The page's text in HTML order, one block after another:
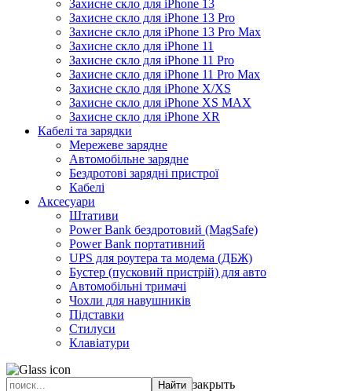
Захисне скло для iPhone 13
Захисне скло для iPhone 13 Pro
Захисне скло для iPhone 13 Pro Max
Захисне скло для iPhone 11
Захисне скло для iPhone 11 Pro
Захисне скло для iPhone 11 Pro Max
Захисне скло для iPhone X/XS
Захисне скло для iPhone XS MAX
Захисне скло для iPhone XR
Кабелі та зарядки
Мережеве зарядне
Автомобільне зарядне
Бездротові зарядні пристрої
Кабелі
Аксесуари
Штативи
Power Bank бездротовий (MagSafe)
Power Bank портативний
UPS для роутера та модема (ДБЖ)
Бустер (пусковий пристрій) для авто
Автомобільні тримачі
Чохли для навушників
Підставки
Стилуси
Клавіатури
закрыть